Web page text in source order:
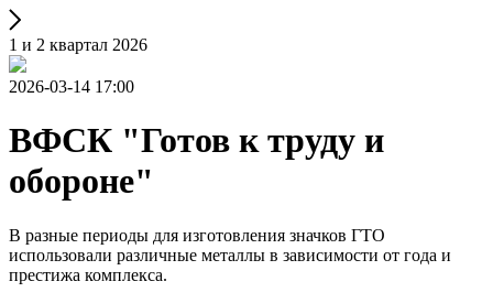
1 и 2 квартал 2026
2026-03-14 17:00
ВФСК "Готов к труду и
обороне"
В разные периоды для изготовления значков ГТО
использовали различные металлы в зависимости от года и
престижа комплекса.